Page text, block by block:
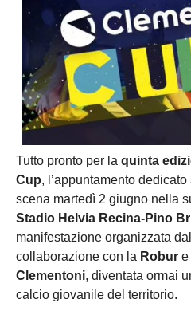
Tutto pronto per la quinta
Cup, l’appuntamento
scena martedì 2 giugno nella
Stadio Helvia Recina-Pino
manifestazione organizzata
collaborazione con la Robur e
Clementoni, diventata ormai
calcio giovanile del territorio.